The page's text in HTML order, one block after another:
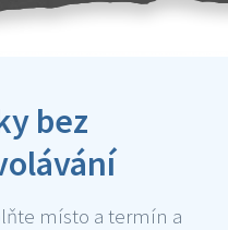
bez
místo a termín a